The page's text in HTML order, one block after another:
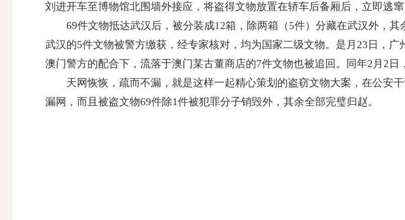
刘进开车至博物馆北围墙外接应，将盗得文物放置在轿车后备厢后，立即逃窜
69件文物抵达武汉后，被分装成12箱，除两箱（5件）分藏在武汉外，
武汉的5件文物被警方缴获，经专家核对，均为国家二级文物。是月23日，
澳门警方的配合下，流落于澳门某古董商店的7件文物也被追回。同年2月2日
天网恢恢，疏而不漏，就是这样一起精心策划的盗窃文物大案，在公安
漏网，而且被盗文物69件除1件被犯罪分子销毁外，其余全部完璧归赵。